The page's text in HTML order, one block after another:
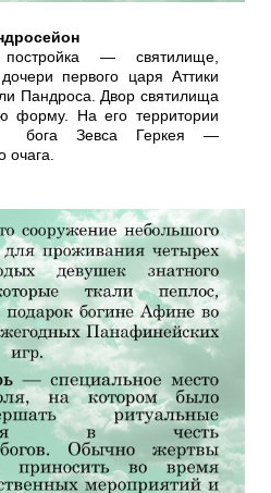
— святилище,
первого царя Аттики
Пандроса. Двор святилища
форму. На его территории
бога Зевса Геркея —
очага.